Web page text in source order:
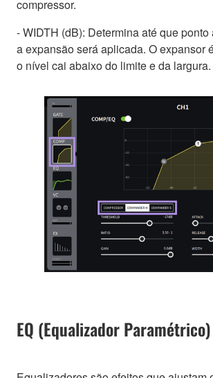
compressor.
- WIDTH (dB): Determina até que
a expansão será aplicada. O expansor
o nível cai abaixo do limite e da largura.
EQ (Equalizador Paramétrico)